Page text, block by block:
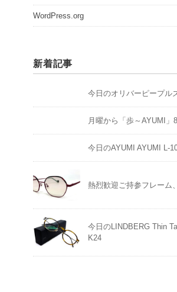
WordPress.org
新着記事
今日のオリバーピープル
月曜から「歩～AYUMI」
今日のAYUMI AYUMI L-
熱烈歓迎ご持参フレーム
今日のLINDBERG Thin
K24